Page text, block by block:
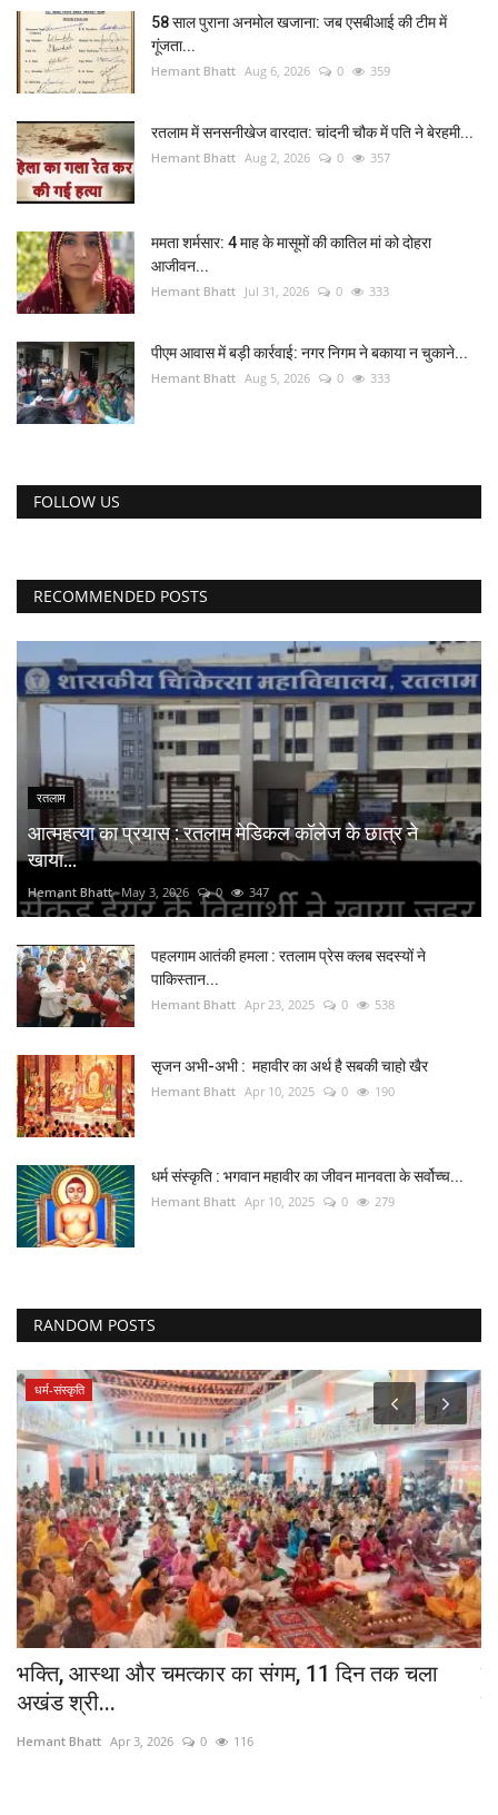
58 साल पुराना अनमोल खजाना: जब एसबीआई की टीम में
गूंजता...
Hemant Bhatt Aug 6, 2026 0 359
रतलाम में सनसनीखेज वारदात: चांदनी चौक में पति ने बेरहमी...
Hemant Bhatt Aug 2, 2026 0 357
ममता शर्मसार: 4 माह के मासूमों की कातिल मां को दोहरा
आजीवन...
Hemant Bhatt Jul 31, 2026 0 333
पीएम आवास में बड़ी कार्रवाई: नगर निगम ने बकाया न चुकाने...
Hemant Bhatt Aug 5, 2026 0 333
FOLLOW US
RECOMMENDED POSTS
रतलाम
आत्महत्या का प्रयास : रतलाम मेडिकल कॉलेज के छात्र ने
खाया...
Hemant Bhatt May 3, 2026 0 347
पहलगाम आतंकी हमला : रतलाम प्रेस क्लब सदस्यों ने
पाकिस्तान...
Hemant Bhatt Apr 23, 2025 0 538
सृजन अभी-अभी : महावीर का अर्थ है सबकी चाहो खैर
Hemant Bhatt Apr 10, 2025 0 190
धर्म संस्कृति : भगवान महावीर का जीवन मानवता के सर्वोच्च...
Hemant Bhatt Apr 10, 2025 0 279
RANDOM POSTS
धर्म-संस्कृति
भक्ति, आस्था और चमत्कार का संगम, 11 दिन तक चला
अखंड श्री...
Hemant Bhatt Apr 3, 2026 0 116